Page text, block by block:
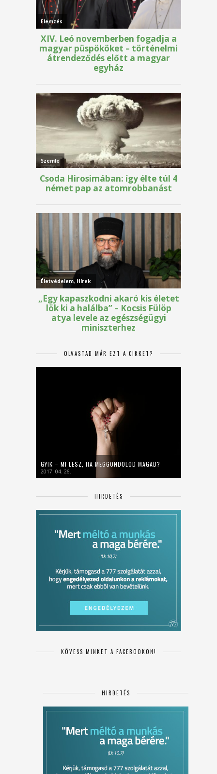
OLVASTAD MÁR EZT A CIKKET?
GYIK – MI LESZ, HA MEGGONDOLOD MAGAD?
2017. 04. 26.
HIRDETÉS
KÖVESS MINKET A FACEBOOKON!
HIRDETÉS